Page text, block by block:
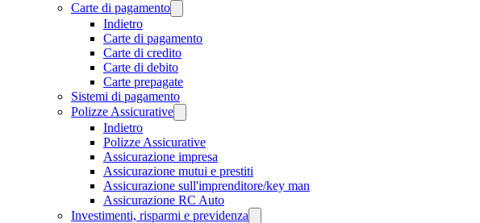
Carte di pagamento
Indietro
Carte di pagamento
Carte di credito
Carte di debito
Carte prepagate
Sistemi di pagamento
Polizze Assicurative
Indietro
Polizze Assicurative
Assicurazione impresa
Assicurazione mutui e prestiti
Assicurazione sull'imprenditore/key man
Assicurazione RC Auto
Investimenti, risparmi e previdenza